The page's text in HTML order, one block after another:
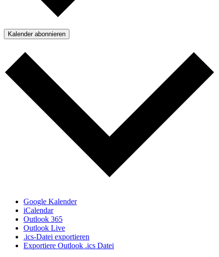
Kalender abonnieren
Google Kalender
iCalendar
Outlook 365
Outlook Live
.ics-Datei exportieren
Exportiere Outlook .ics Datei